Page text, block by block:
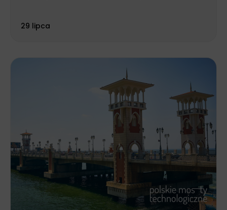
29 lipca